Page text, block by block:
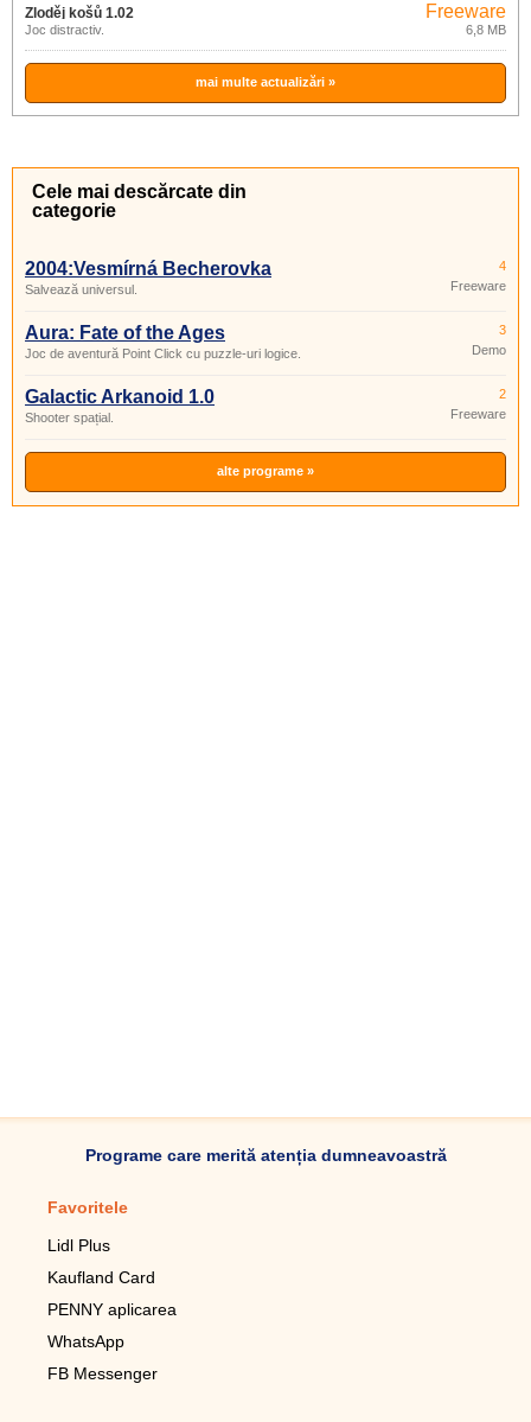
Zloděj košů 1.02
Joc distractiv.
Freeware
6,8 MB
mai multe actualizări »
Cele mai descărcate din
categorie
2004:Vesmírná Becherovka
Salvează universul.
4
Freeware
Aura: Fate of the Ages
Joc de aventură Point Click cu puzzle-uri logice.
3
Demo
Galactic Arkanoid 1.0
Shooter spațial.
2
Freeware
alte programe »
Programe care merită atenția dumneavoastră
Favoritele
Lidl Plus
Kaufland Card
PENNY aplicarea
WhatsApp
FB Messenger